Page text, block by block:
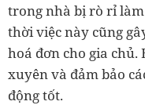
trong nhà bị rò rỉ
thời việc này cũng
hoá đơn cho gia
xuyên và đảm bảo
động tốt.